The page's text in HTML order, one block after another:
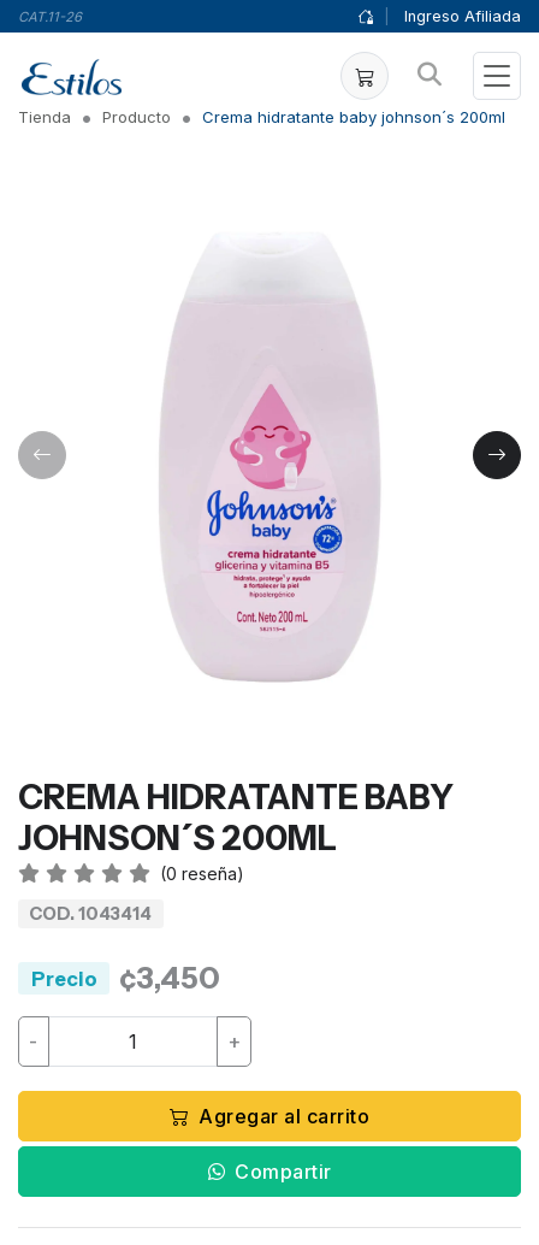
CAT.11-26 Ingreso Afiliada
Tienda Producto Crema hidratante baby johnson´s 200ml
CREMA HIDRATANTE BABY
JOHNSON´S 200ML
(0 reseña)
COD. 1043414
Precio ¢3,450
- +
Agregar al carrito
Compartir